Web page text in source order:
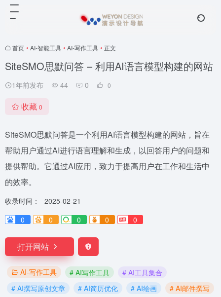
首页 • AI-智能工具 • AI-写作工具 • 正文
SiteSMO思默问答 – 利用AI语言模型构建的网站
1年前发布 44 0 0
收藏 0
SiteSMO思默问答是一个利用AI语言模型构建的网站，旨在
帮助用户通过AI进行语言理解和生成，以回答用户的问题和
提供帮助。它通过AI应用，致力于提高用户在工作和生活中
的效率。
收录时间：
2025-02-21
0
0 0 0 0
打开网站
AI-写作工具 # AI写作工具
# AI工具集合
# AI撰写原创文章
# AI简历优化 # AI绘画 # AI邮件撰写